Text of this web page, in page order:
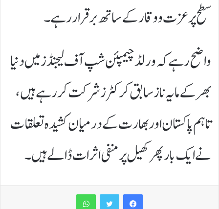
سطح پر عزت و وقار کے ساتھ برقرار رہے۔
واضح رہے کہ ورلڈ چیمپئن شپ آف لیجنڈز میں دنیا
بھر کے مایہ ناز سابق کرکٹرز شرکت کر رہے ہیں،
تاہم پاکستان اور بھارت کے درمیان کشیدہ تعلقات
نے ایک بار پھر کھیل پر منفی اثرات ڈالے ہیں۔
WhatsApp